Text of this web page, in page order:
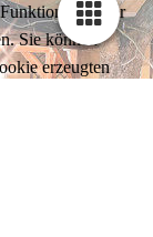
dieser
Sie können
erzeugten